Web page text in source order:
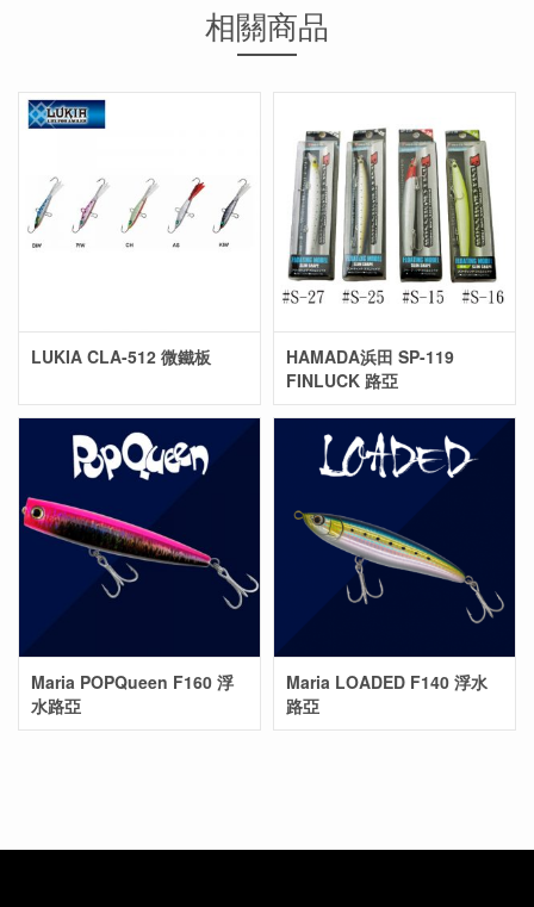
相關商品
LUKIA CLA-512 微鐵板
HAMADA浜田 SP-119
FINLUCK 路亞
Maria POPQueen F160 浮
水路亞
Maria LOADED F140 浮水
路亞